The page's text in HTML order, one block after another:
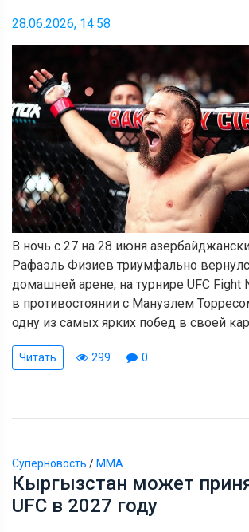
28.06.2026, 14:58
В ночь с 27 на 28 июня
Рафаэль Физиев триумфально
домашней арене, на турнире UFC Fight
в противостоянии с Мануэлем
одну из самых ярких побед в своей
Читать 299 0
Суперновость / ММА
Кыргызстан может
UFC в 2027 году